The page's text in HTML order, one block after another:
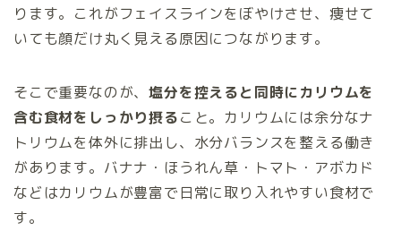
ります。これがフェイスラインをぼやけさせ、痩せて
いても顔だけ丸く見える原因につながります。
そこで重要なのが、塩分を控えると同時にカリウムを
含む食材をしっかり摂ること。カリウムには余分なナ
トリウムを体外に排出し、水分バランスを整える働き
があります。バナナ・ほうれん草・トマト・アボカド
などはカリウムが豊富で日常に取り入れやすい食材で
す。